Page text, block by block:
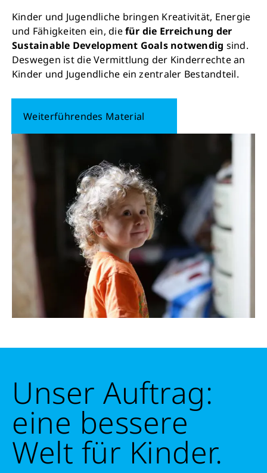
Kinder und Jugendliche bringen Kreativität, Energie
und Fähigkeiten ein, diefür die Erreichung der
Sustainable Development Goals notwendig sind.
Deswegen ist die Vermittlung der Kinderrechte an
Kinder und Jugendliche ein zentraler Bestandteil.
Weiterführendes Material
Unser Auftrag:
eine bessere
Welt für Kinder.
Schließen